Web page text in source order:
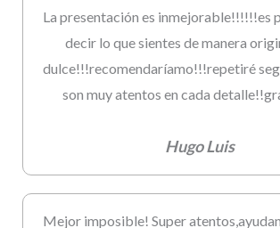
La presentación es inmejorable!!!!!!es
decir lo que sientes de manera
dulce!!!recomendaríamo!!!repetiré
son muy atentos en cada
Hugo Luis
Mejor imposible! Super